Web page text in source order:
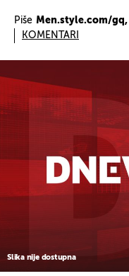
Piše Men.style.com/gq,
KOMENTARI
Slika nije dostupna